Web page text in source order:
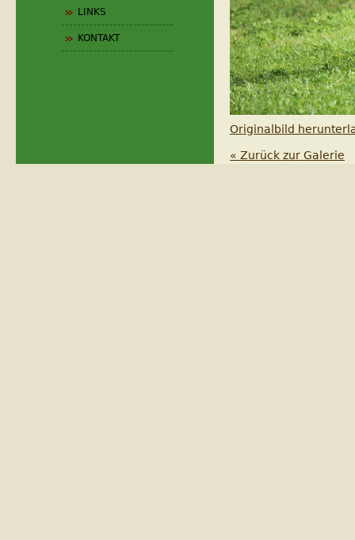
Originalbild
« Zurück zur Galerie
LINKS
KONTAKT